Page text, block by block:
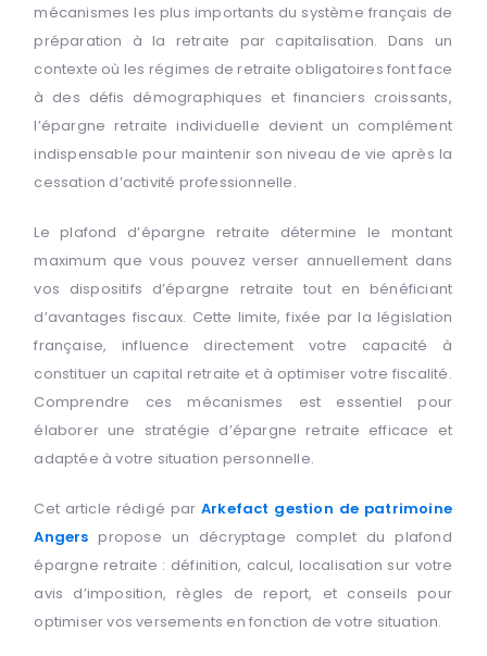
mécanismes les plus importants du système français de
préparation à la retraite par capitalisation. Dans un
contexte où les régimes de retraite obligatoires font face
à des défis démographiques et financiers croissants,
l’épargne retraite individuelle devient un complément
indispensable pour maintenir son niveau de vie après la
cessation d’activité professionnelle.
Le plafond d’épargne retraite détermine le montant
maximum que vous pouvez verser annuellement dans
vos dispositifs d’épargne retraite tout en bénéficiant
d’avantages fiscaux. Cette limite, fixée par la législation
française, influence directement votre capacité à
constituer un capital retraite et à optimiser votre fiscalité.
Comprendre ces mécanismes est essentiel pour
élaborer une stratégie d’épargne retraite efficace et
adaptée à votre situation personnelle.
Cet article rédigé par Arkefact gestion de patrimoine
Angers propose un décryptage complet du plafond
épargne retraite : définition, calcul, localisation sur votre
avis d’imposition, règles de report, et conseils pour
optimiser vos versements en fonction de votre situation.